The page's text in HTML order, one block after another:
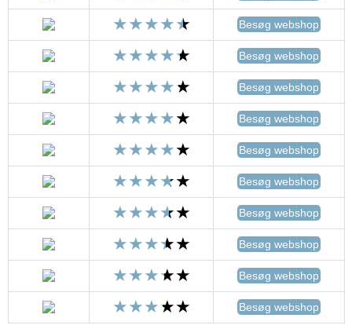
Besøg webshop
Besøg webshop
Besøg webshop
Besøg webshop
Besøg webshop
Besøg webshop
Besøg webshop
Besøg webshop
Besøg webshop
Besøg webshop